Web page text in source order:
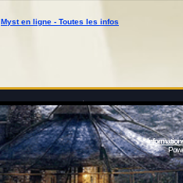
Myst en ligne - Toutes les infos